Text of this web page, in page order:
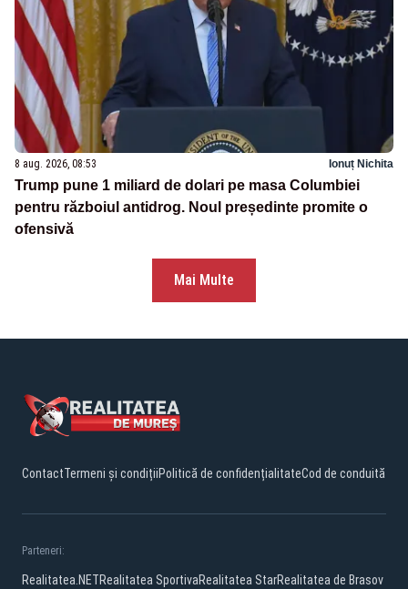
8 aug. 2026, 08:53 Ionuț Nichita
Trump pune 1 miliard de dolari pe masa Columbiei
pentru războiul antidrog. Noul președinte promite o
ofensivă
Mai Multe
ContactTermeni și condițiiPolitică de confidențialitateCod de conduită
Parteneri:
Realitatea.NETRealitatea SportivaRealitatea StarRealitatea de Brasov